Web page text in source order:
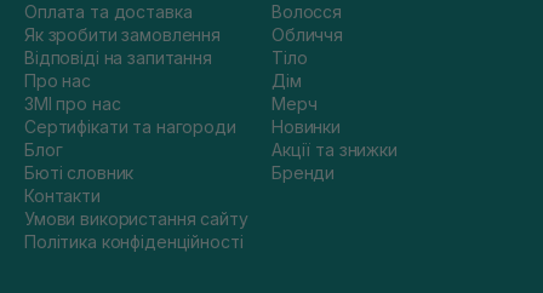
Оплата та доставка
Як зробити замовлення
Відповіді на запитання
Про нас
ЗМІ про нас
Сертифікати та нагороди
Блог
Бюті словник
Контакти
Умови використання сайту
Політика конфіденційності
Волосся
Обличчя
Тіло
Дім
Мерч
Новинки
Акції та знижки
Бренди